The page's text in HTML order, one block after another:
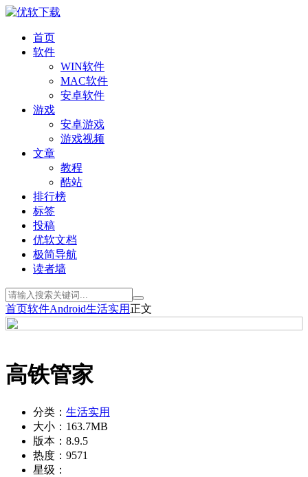
首页
软件
WIN软件
MAC软件
安卓软件
游戏
安卓游戏
游戏视频
文章
教程
酷站
排行榜
标签
投稿
优软文档
极简导航
读者墙
首页软件Android生活实用 正文
高铁管家
分类： 生活实用
大小： 163.7MB
版本： 8.9.5
热度： 9571
星级：